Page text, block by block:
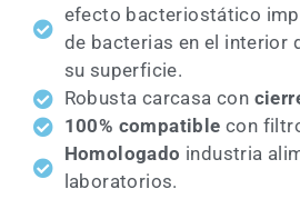
efecto bacteriostático
de bacterias en el interior
su superficie.
Robusta carcasa con
100% compatible con
Homologado industria
laboratorios.